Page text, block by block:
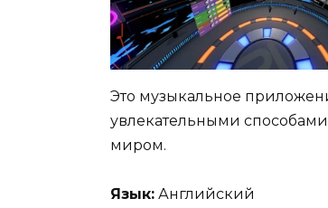
Это музыкальное
увлекательными
миром.
Язык: Английский